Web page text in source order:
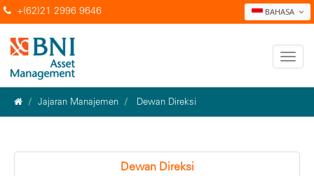
BAHASA
+(62)21 2996 9646
Jajaran Manajemen Dewan Direksi
Dewan Direksi